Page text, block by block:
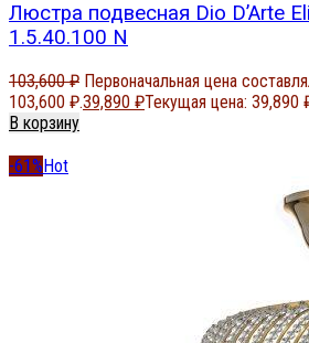
Люстра подвесная Dio D’Arte
1.5.40.100 N
103,600₽ Первоначальная цена
103,600 ₽.39,890 ₽Текущая цена: 39,890
В корзину
-61%Hot